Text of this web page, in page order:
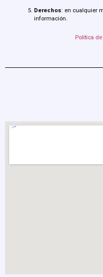
Derechos: en cualquier
información.
Política